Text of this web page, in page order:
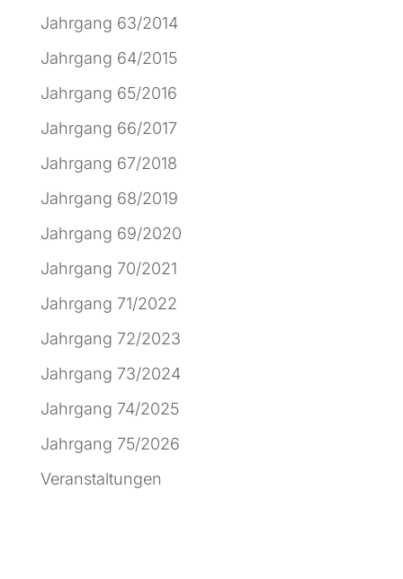
Jahrgang 63/2014
Jahrgang 64/2015
Jahrgang 65/2016
Jahrgang 66/2017
Jahrgang 67/2018
Jahrgang 68/2019
Jahrgang 69/2020
Jahrgang 70/2021
Jahrgang 71/2022
Jahrgang 72/2023
Jahrgang 73/2024
Jahrgang 74/2025
Jahrgang 75/2026
Veranstaltungen